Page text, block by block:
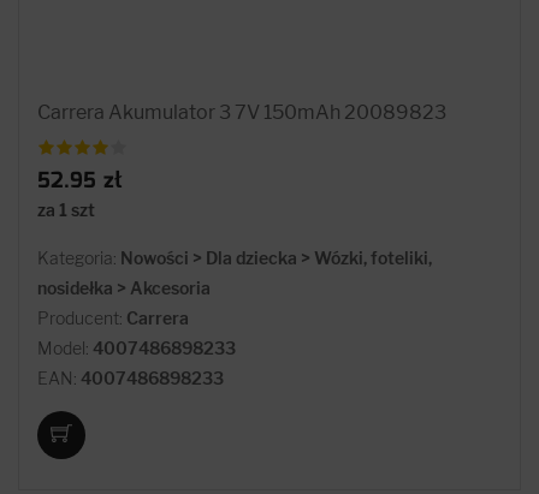
Carrera Akumulator 3 7V 150mAh 20089823
52.95 zł
za 1 szt
Kategoria: Nowości > Dla dziecka > Wózki, foteliki,
nosidełka > Akcesoria
Producent: Carrera
Model: 4007486898233
EAN: 4007486898233